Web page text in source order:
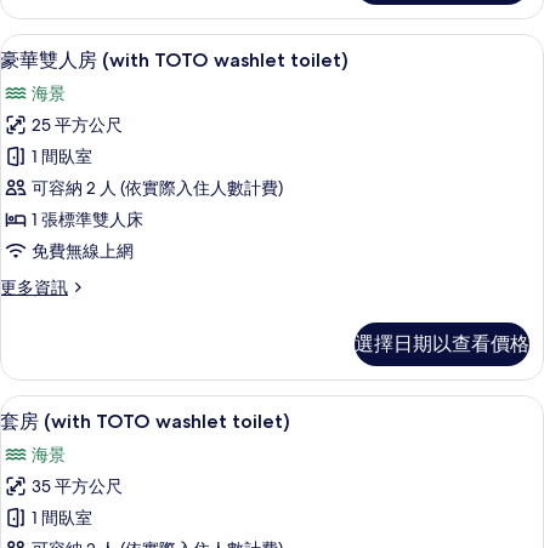
的
所
有
相
片
雙
人
房
TOTO
washlet
toilet)
的
詳
情
顯
豪
華
雙
人
房
(with
TOTO
的
所
有
相
片
迷你吧、客房內保險箱、書桌、熨斗/
12
豪華雙人房 (with TOTO washlet toilet)
海景
25 平方公尺
1 間臥室
可容納 2 人 (依實際入住人數計費)
1 張標準雙人床
免費無線上網
更多資訊
更
雙
人
房
TOTO
washlet
toilet)
的
選擇日期以查看價格
顯
套
房
(with
迷你吧、客房內保險箱、書桌、熨斗/
7
套房 (with TOTO washlet toilet)
海景
35 平方公尺
1 間臥室